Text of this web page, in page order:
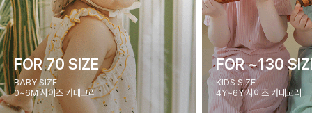
FOR 70 SIZE
BABY SIZE
0~6M 사이즈 카테고리
FOR ~130
KIDS SIZE
4Y~6Y 사이즈 카테고리